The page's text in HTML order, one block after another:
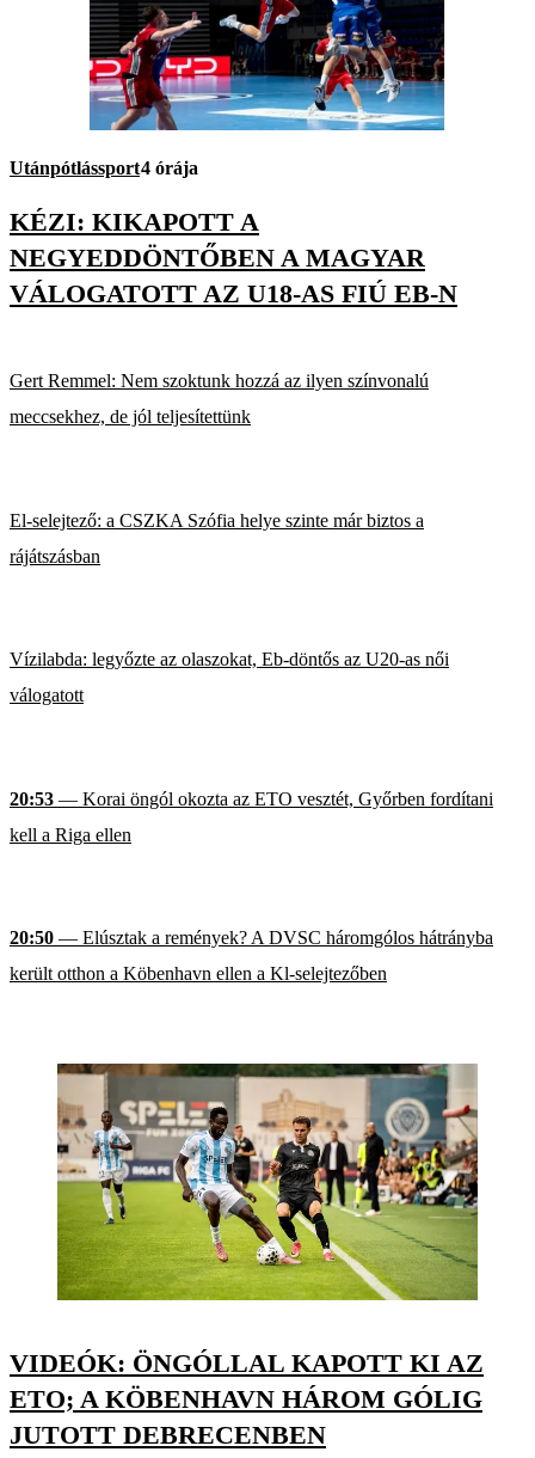
Utánpótlássport4 órája
KÉZI: KIKAPOTT A
NEGYEDDÖNTŐBEN A MAGYAR
VÁLOGATOTT AZ U18-AS FIÚ EB-N
Gert Remmel: Nem szoktunk hozzá az ilyen színvonalú
meccsekhez, de jól teljesítettünk
El-selejtező: a CSZKA Szófia helye szinte már biztos a
rájátszásban
Vízilabda: legyőzte az olaszokat, Eb-döntős az U20-as női
válogatott
20:53 — Korai öngól okozta az ETO vesztét, Győrben fordítani
kell a Riga ellen
20:50 — Elúsztak a remények? A DVSC háromgólos hátrányba
került otthon a Köbenhavn ellen a Kl-selejtezőben
VIDEÓK: ÖNGÓLLAL KAPOTT KI AZ
ETO; A KÖBENHAVN HÁROM GÓLIG
JUTOTT DEBRECENBEN